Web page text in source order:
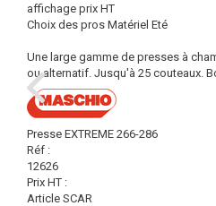
affichage prix HT
Choix des pros Matériel Eté
Une large gamme de presses à
ou alternatif. Jusqu'à 25 couteaux.
Presse EXTREME 266-286
Réf :
12626
Prix HT :
Article SCAR